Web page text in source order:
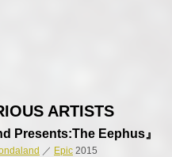
ARTISTS
Presents:The Eephus』
／ Epic 2015